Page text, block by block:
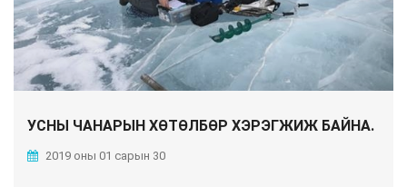
УСНЫ ЧАНАРЫН ХӨТӨЛБӨР ХЭРЭГЖИЖ БАЙНА.
2019 оны 01 сарын 30